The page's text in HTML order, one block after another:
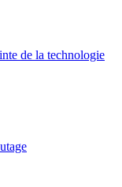
de la technologie